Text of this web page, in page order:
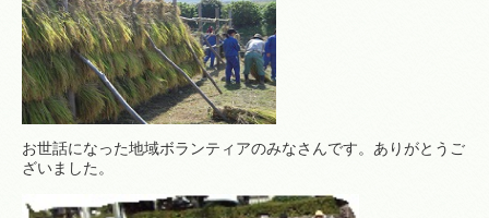
お世話になった地域ボランティアのみなさんです。ありがとうご
ざいました。